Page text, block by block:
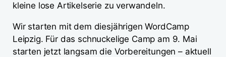
kleine lose Artikelserie zu verwandeln.
Wir starten mit dem diesjährigen WordCamp
Leipzig. Für das schnuckelige Camp am 9. Mai
starten jetzt langsam die Vorbereitungen – aktuell